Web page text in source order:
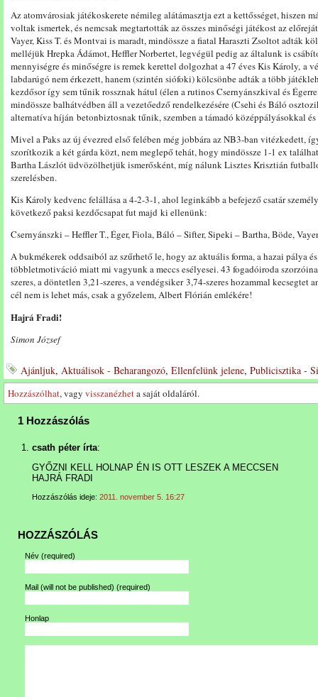
Az atomvárosiak játékoskerete némileg alátámasztja ezt a kettősséget, hiszen
voltak ismertek, és nemcsak megtartották az összes minőségi játékost az
Vayer, Kiss T. és Montvai is maradt, mindössze a fiatal Haraszti Zsoltot adták
melléjük Hrepka Ádámot, Heffler Norbertet, legvégül pedig az általunk is
mennyiségre és minőségre is remek kerettel dolgozhat a 47 éves Kis Károly, a
labdarúgó nem érkezett, hanem (szintén siófoki) kölcsönbe adták a több
kezdősor így sem tűnik rossznak hátul (élen a rutinos Csernyánszkival és
mindössze balhátvédben áll a vezetőedző rendelkezésére (Csehi és Báló
alternatíva híján betonbiztosnak tűnik, szemben a támadó középpályásokkal
Mivel a Paks az új évezred első felében még jobbára az NB3-ban vitézkedett,
szorítkozik a két gárda közt, nem meglepő tehát, hogy mindössze 1-1 ex
Bartha Lászlót üdvözölhetjük ismerősként, míg nálunk Lisztes Krisztián
szerelésben.
Kis Károly kedvenc felállása a 4-2-3-1, ahol leginkább a befejező csatár
következő paksi kezdőcsapat fut majd ki ellenünk:
Csernyánszki – Heffler T., Éger, Fiola, Báló – Sifter, Sipeki – Bartha, Böde,
A bukmékerek oddsaiból az szűrhető le, hogy az aktuális forma, a hazai pálya
többletmotiváció miatt mi vagyunk a meccs esélyesei. 43 fogadóiroda
szeres, a döntetlen 3,21-szeres, a vendégsiker 3,74-szeres hozammal
cél nem is lehet más, csak a győzelem, Albert Flórián emlékére!
Hajrá Fradi!
Simon József
Ajánljuk, Aktuálisok - Beharangozó, Ellenfelünk jelene, Publicisztika -
Hozzászólhat, vagy visszanézheta saját oldaláról.
1 Hozzászólás
csath péter írta:
GYŐZNI KELL HOLNAP ÉN IS OTT LESZEK A MECCSEN
HAJRÁ FRADI
Hozzászólás ideje: 2011. november 5. 16:27
HOZZÁSZÓLÁS
Név (required)
Mail (will not be published) (required)
Honlap